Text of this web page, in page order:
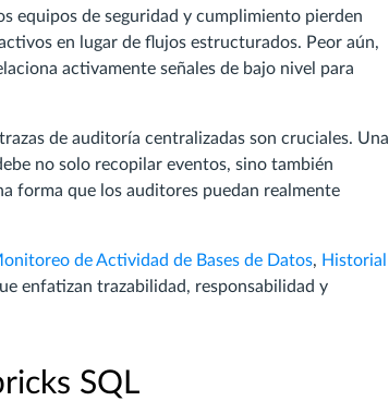
equipos de seguridad y cumplimiento pierden
en lugar de flujos estructurados. Peor aún,
activamente señales de bajo nivel para
de auditoría centralizadas son cruciales. Una
no solo recopilar eventos, sino también
forma que los auditores puedan realmente
de Actividad de Bases de Datos, Historial
enfatizan trazabilidad, responsabilidad y
SQL